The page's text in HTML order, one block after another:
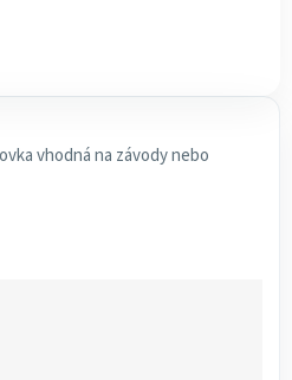
vhodná na závody nebo